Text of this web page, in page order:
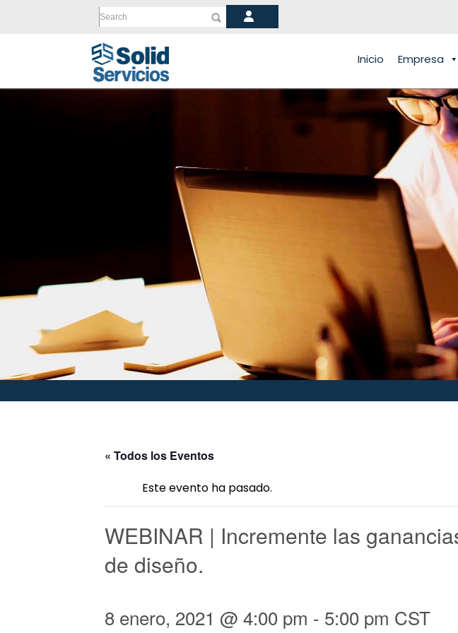
Search
Inicio Empresa
« Todos los Eventos
Este evento ha pasado.
WEBINAR | Incremente las
de diseño.
8 enero, 2021 @ 4:00 pm - 5:00 pm CST